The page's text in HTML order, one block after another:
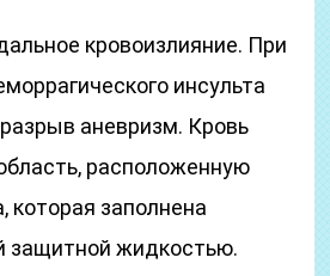
кровоизлияние. При
инсульта
аневризм. Кровь
расположенную
которая заполнена
защитной жидкостью.